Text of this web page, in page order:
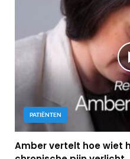
PATIËNTEN
Amber vertelt hoe wiet